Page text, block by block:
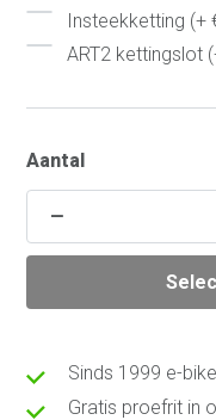
Insteekketting (+
ART2 kettingslot
Aantal
Sinds 1999 e-
Gratis proefrit in